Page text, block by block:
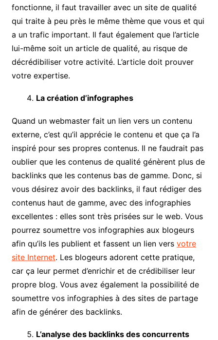
fonctionne, il faut travailler avec un site de qualité
qui traite à peu près le même thème que vous et qui
a un trafic important. Il faut également que l’article
lui-même soit un article de qualité, au risque de
décrédibiliser votre activité. L’article doit prouver
votre expertise.
La création d’infographes
Quand un webmaster fait un lien vers un contenu
externe, c’est qu’il apprécie le contenu et que ça l’a
inspiré pour ses propres contenus. Il ne faudrait pas
oublier que les contenus de qualité génèrent plus de
backlinks que les contenus bas de gamme. Donc, si
vous désirez avoir des backlinks, il faut rédiger des
contenus haut de gamme, avec des infographies
excellentes : elles sont très prisées sur le web. Vous
pourrez soumettre vos infographies aux blogeurs
afin qu’ils les publient et fassent un lien vers votre
site Internet. Les blogeurs adorent cette pratique,
car ça leur permet d’enrichir et de crédibiliser leur
propre blog. Vous avez également la possibilité de
soumettre vos infographies à des sites de partage
afin de générer des backlinks.
L’analyse des backlinks des concurrents